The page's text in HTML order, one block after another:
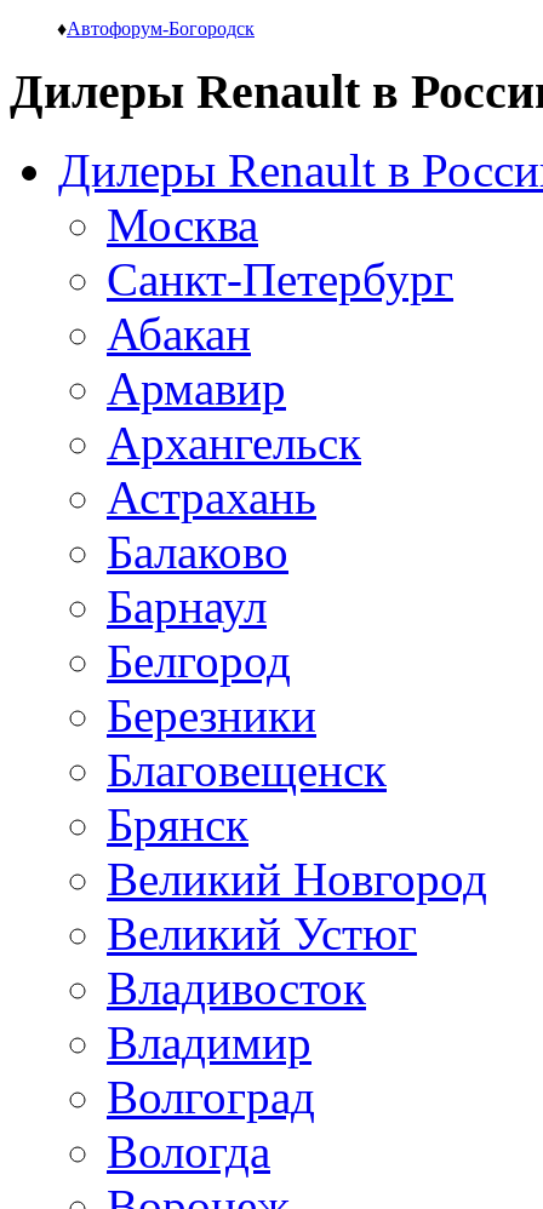
♦Автофорум-Богородск
Дилеры Renault в
Дилеры Renault в
Москва
Санкт-Петербург
Абакан
Армавир
Архангельск
Астрахань
Балаково
Барнаул
Белгород
Березники
Благовещенск
Брянск
Великий Новгород
Великий Устюг
Владивосток
Владимир
Волгоград
Вологда